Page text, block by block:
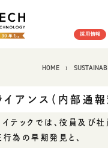
採用情報
HOME
イアンス（内部通報
テックでは、役員及び
為の早期発見と、